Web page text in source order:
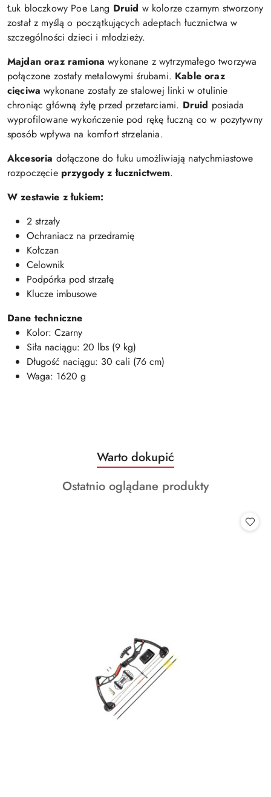
Łuk bloczkowy Poe Lang Druid w kolorze czarnym stworzony
został z myślą o początkujących adeptach łucznictwa w
szczególności dzieci i młodzieży.
Majdan oraz ramiona wykonane z wytrzymałego tworzywa
połączone zostały metalowymi śrubami. Kable oraz
cięciwa wykonane zostały ze stalowej linki w otulinie
chroniąc główną żyłę przed przetarciami. Druid posiada
wyprofilowane wykończenie pod rękę łuczną co w pozytywny
sposób wpływa na komfort strzelania.
Akcesoria dołączone do łuku umożliwiają natychmiastowe
rozpoczęcie przygody z łucznictwem.
W zestawie z łukiem:
2 strzały
Ochraniacz na przedramię
Kołczan
Celownik
Podpórka pod strzałę
Klucze imbusowe
Dane techniczne
Kolor: Czarny
Siła naciągu: 20 lbs (9 kg)
Długość naciągu: 30 cali (76 cm)
Waga: 1620 g
Pomiń karuzelę produktów
Produkty
o
statusie:
Warto dokupić
Produkty
Ostatnio oglądane produkty